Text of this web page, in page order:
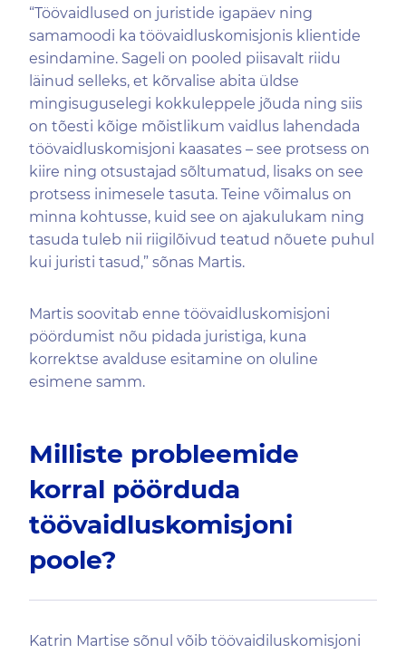
“Töövaidlused on juristide igapäev ning
samamoodi ka töövaidluskomisjonis klientide
esindamine. Sageli on pooled piisavalt riidu
läinud selleks, et kõrvalise abita üldse
mingisuguselegi kokkuleppele jõuda ning siis
on tõesti kõige mõistlikum vaidlus lahendada
töövaidluskomisjoni kaasates – see protsess on
kiire ning otsustajad sõltumatud, lisaks on see
protsess inimesele tasuta. Teine võimalus on
minna kohtusse, kuid see on ajakulukam ning
tasuda tuleb nii riigilõivud teatud nõuete puhul
kui juristi tasud,” sõnas Martis.
Martis soovitab enne töövaidluskomisjoni
pöördumist nõu pidada juristiga, kuna
korrektse avalduse esitamine on oluline
esimene samm.
Milliste probleemide
korral pöörduda
töövaidluskomisjoni
poole?
Katrin Martise sõnul võib töövaidiluskomisjoni